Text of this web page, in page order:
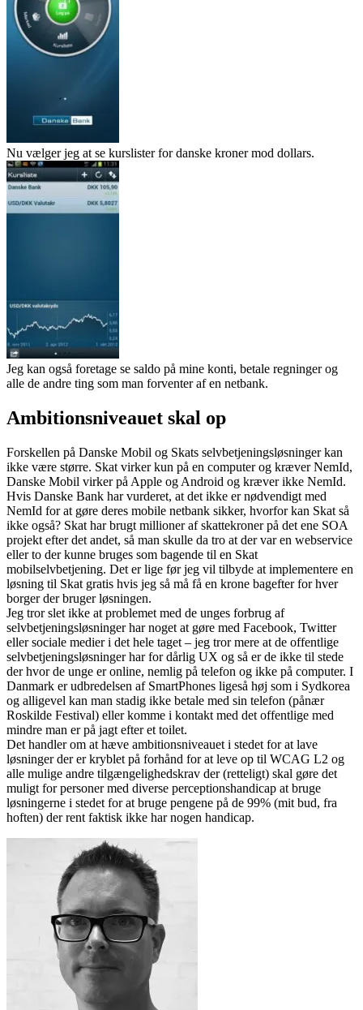
Nu vælger jeg at se kurslister for danske kroner mod dollars.
Jeg kan også foretage se saldo på mine konti, betale regninger og
alle de andre ting som man forventer af en netbank.
Ambitionsniveauet skal op
Forskellen på Danske Mobil og Skats selvbetjeningsløsninger kan
ikke være større. Skat virker kun på en computer og kræver NemId,
Danske Mobil virker på Apple og Android og kræver ikke NemId.
Hvis Danske Bank har vurderet, at det ikke er nødvendigt med
NemId for at gøre deres mobile netbank sikker, hvorfor kan Skat så
ikke også? Skat har brugt millioner af skattekroner på det ene SOA
projekt efter det andet, så man skulle da tro at der var en webservice
eller to der kunne bruges som bagende til en Skat
mobilselvbetjening. Det er lige før jeg vil tilbyde at implementere en
løsning til Skat gratis hvis jeg så må få en krone bagefter for hver
borger der bruger løsningen.
Jeg tror slet ikke at problemet med de unges forbrug af
selvbetjeningsløsninger har noget at gøre med Facebook, Twitter
eller sociale medier i det hele taget – jeg tror mere at de offentlige
selvbetjeningsløsninger har for dårlig UX og så er de ikke til stede
der hvor de unge er online, nemlig på telefon og ikke på computer. I
Danmark er udbredelsen af SmartPhones ligeså høj som i Sydkorea
og alligevel kan man stadig ikke betale med sin telefon (pånær
Roskilde Festival) eller komme i kontakt med det offentlige med
mindre man er på jagt efter et toilet.
Det handler om at hæve ambitionsniveauet i stedet for at lave
løsninger der er kryblet på forhånd for at leve op til WCAG L2 og
alle mulige andre tilgængelighedskrav der (retteligt) skal gøre det
muligt for personer med diverse perceptionshandicap at bruge
løsningerne i stedet for at bruge pengene på de 99% (mit bud, fra
hoften) der rent faktisk ikke har nogen handicap.